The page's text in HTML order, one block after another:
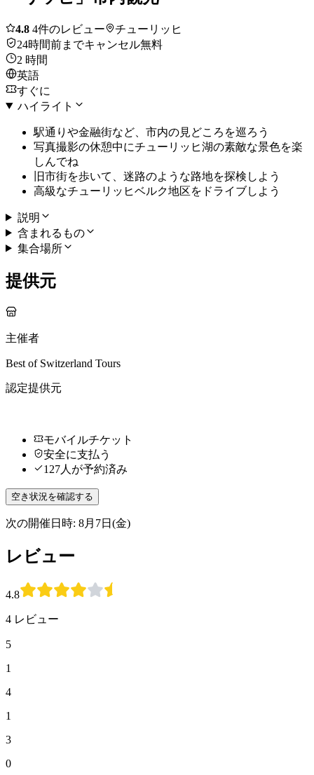
4.8 4件のレビュー
チューリッヒ
24時間前までキャンセル無料
2 時間
英語
すぐに
ハイライト
駅通りや金融街など、市内の見どころを巡ろう
写真撮影の休憩中にチューリッヒ湖の素敵な景色を楽
しんでね
旧市街を歩いて、迷路のような路地を探検しよう
高級なチューリッヒベルク地区をドライブしよう
説明
含まれるもの
集合場所
提供元
主催者
Best of Switzerland Tours
認定提供元
モバイルチケット
安全に支払う
127人が予約済み
空き状況を確認する
次の開催日時: 8月7日(金)
レビュー
4.8
4 レビュー
5
1
4
1
3
0